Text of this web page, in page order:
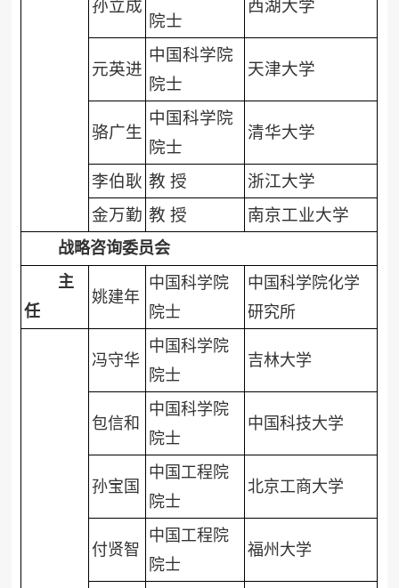
孙立成
院士
西湖大学
元英进
中国科学院
院士
天津大学
骆广生
中国科学院
院士
清华大学
李伯耿 教 授
浙江大学
金万勤 教 授 南京工业大学
战略咨询委员会
主
任
姚建年
中国科学院
院士
中国科学院化学
研究所
冯守华
中国科学院
院士
吉林大学
包信和
中国科学院
院士
中国科技大学
孙宝国
中国工程院
院士
北京工商大学
付贤智
中国工程院
院士
福州大学